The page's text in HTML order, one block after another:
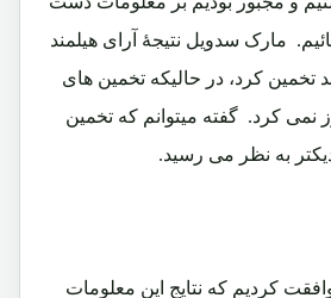
مارک سدویل نتیجۀ آرای هیلمند
15 الی 20 فیصد تخمین کرد، در حالیکه تخمین های
تجاوز نمی کرد. گفته میتوانم که تخمین
کردیم که نتایج این معلومات